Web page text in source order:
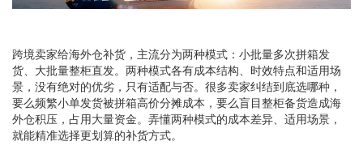
跨境卖家给海外仓补货，主流分为两种模式：小批量多次拼箱发
货、大批量整柜直发。两种模式各有成本结构、时效特点和适用场
景，没有绝对的优劣，只有适配与否。很多卖家纠结到底选哪种，
要么频繁小单发货被拼箱高价分摊成本，要么盲目整柜备货造成海
外仓积压，占用大量资金。弄懂两种模式的成本差异、适用场景，
就能精准选择更划算的补货方式。